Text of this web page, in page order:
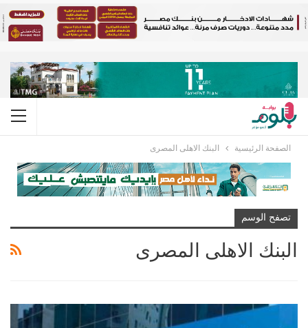
الصفحة الرئيسية البنك الاهلى المصرى
تصفح الوسم
البنك الاهلى المصرى